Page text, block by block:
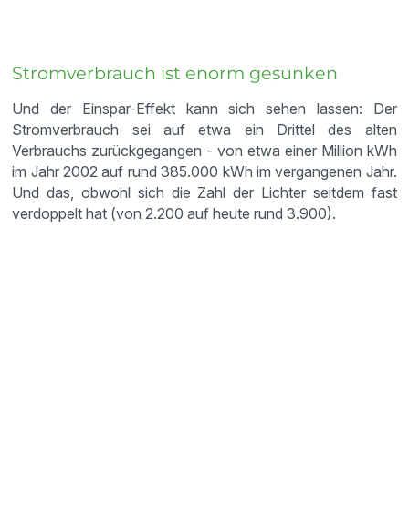
Stromverbrauch ist enorm gesunken
Und der Einspar-Effekt kann sich sehen lassen: Der
Stromverbrauch sei auf etwa ein Drittel des alten
Verbrauchs zurückgegangen - von etwa einer Million kWh
im Jahr 2002 auf rund 385.000 kWh im vergangenen Jahr.
Und das, obwohl sich die Zahl der Lichter seitdem fast
verdoppelt hat (von 2.200 auf heute rund 3.900).